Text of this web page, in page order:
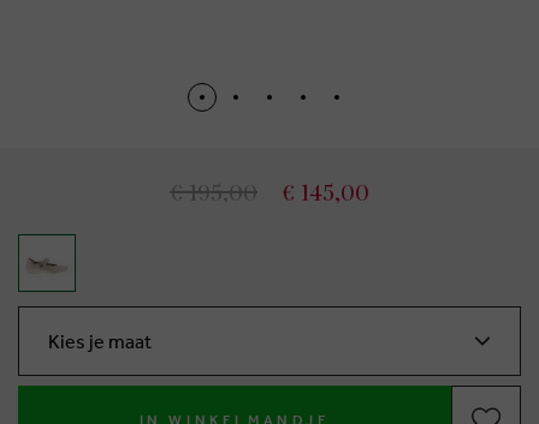
€ 195,00 € 145,00
Kies je maat